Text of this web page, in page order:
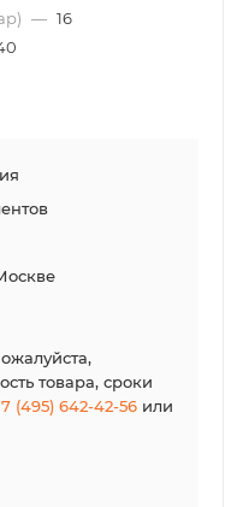
— 16
товара, сроки
(495) 642-42-56 или